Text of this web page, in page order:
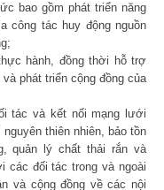
bao gồm phát triển năng
công tác huy động nguồn
hành, đồng thời hỗ trợ
phát triển cộng đồng của
tác và kết nối mạng lưới
thiên nhiên, bảo tồn
quản lý chất thải rắn và
các đối tác trong và ngoài
và cộng đồng về các nội